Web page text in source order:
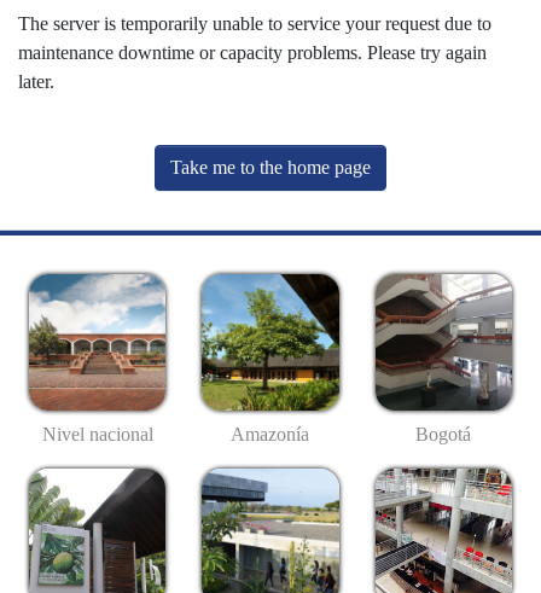
The server is temporarily unable to service your request due to
maintenance downtime or capacity problems. Please try again
later.
Take me to the home page
Nivel nacional Amazonía Bogotá